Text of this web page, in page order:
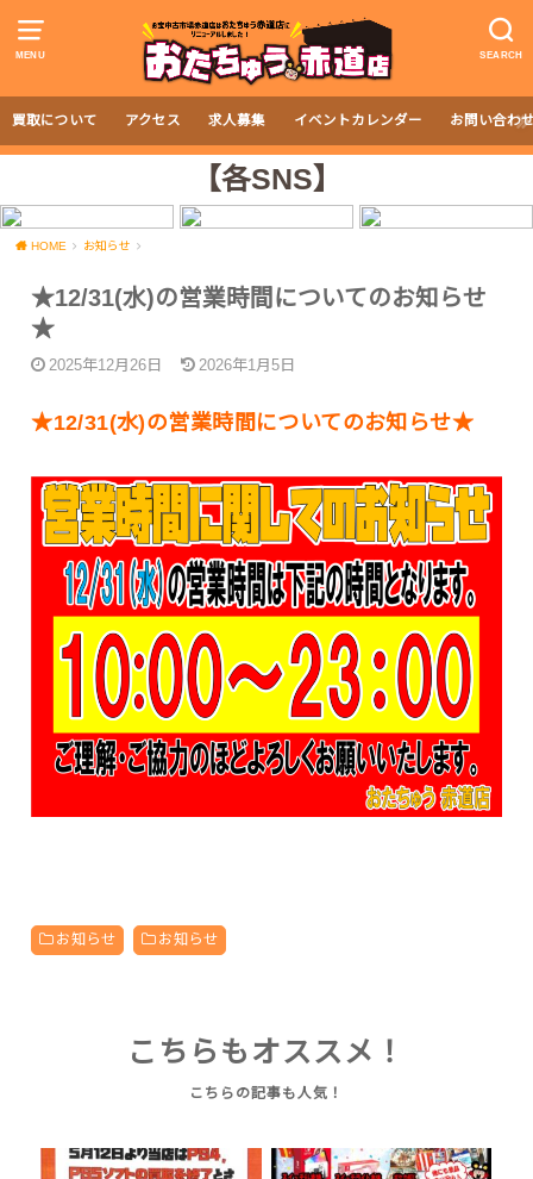
MENU SEARCH
買取について アクセス 求人募集 イベントカレンダー お問い合わ
【各SNS】
HOME お知らせ
★12/31(水)の営業時間についてのお知らせ
★
2025年12月26日 2026年1月5日
★12/31(水)の営業時間についてのお知らせ★
お知らせ お知らせ
こちらもオススメ！